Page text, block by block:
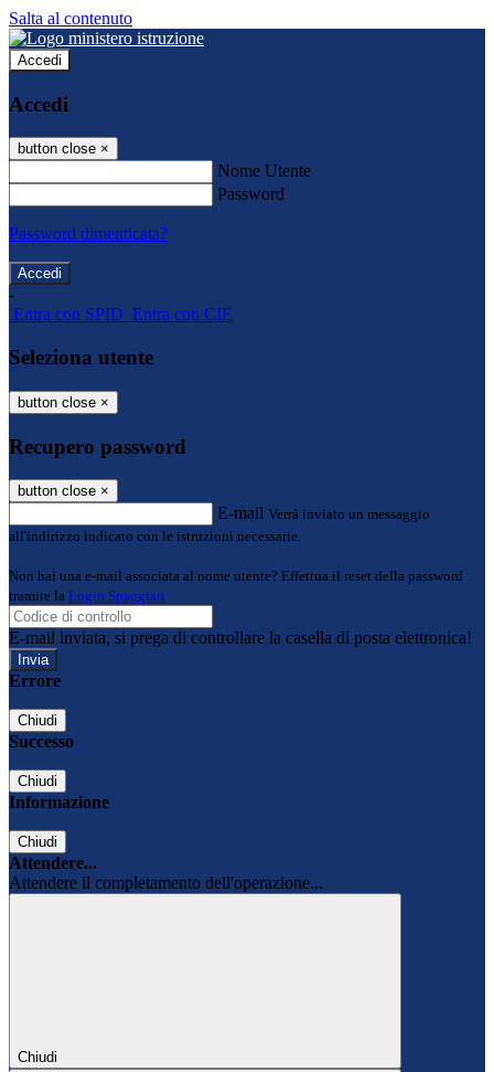
Salta al contenuto
Accedi
Accedi
button close ×
Nome Utente
Password
Password dimenticata?
-
Entra con SPID Entra con CIE
Seleziona utente
button close ×
Recupero password
button close ×
E-mail Verrà inviato un messaggio
all'indirizzo indicato con le istruzioni necessarie.
Non hai una e-mail associata al nome utente? Effettua il reset della password
tramite la Login Spaggiari
E-mail inviata, si prega di controllare la casella di posta elettronica!
Errore
Chiudi
Successo
Chiudi
Informazione
Chiudi
Attendere...
Attendere il completamento dell'operazione...
Chiudi